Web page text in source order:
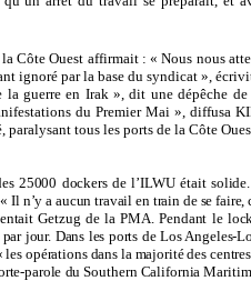
Côte Ouest affirmait : « Nous nous
ignoré par la base du syndicat »,
guerre en Irak », dit une dépêche
du Premier Mai », diffusa
tous les ports de la Côte
25000 dockers de l’ILWU était
n’y a aucun travail en train de se faire,
Getzug de la PMA. Pendant le
jour. Dans les ports de Los Angeles-
opérations dans la majorité des
parole du Southern California